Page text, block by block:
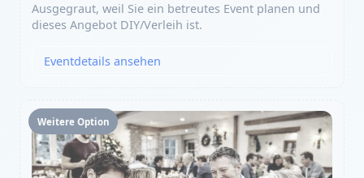
Ausgegraut, weil Sie ein betreutes Event planen und
dieses Angebot DIY/Verleih ist.
Eventdetails ansehen
Weitere Option